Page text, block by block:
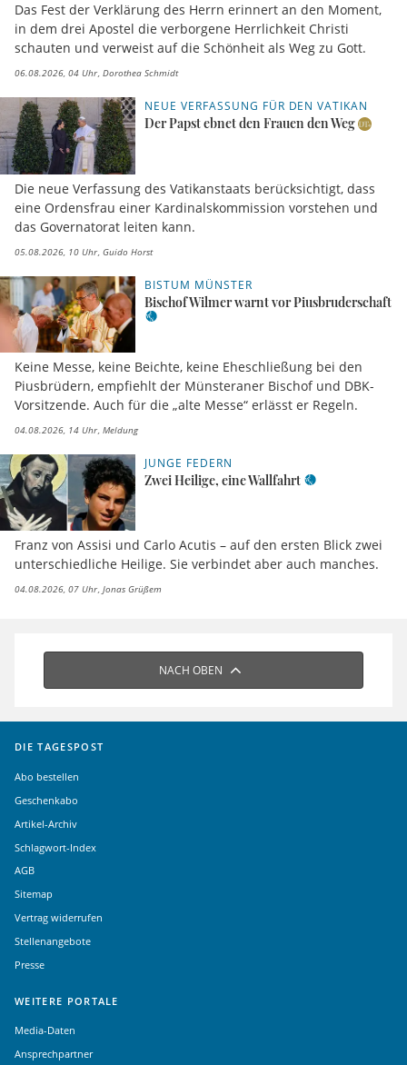
Das Fest der Verklärung des Herrn erinnert an den Moment,
in dem drei Apostel die verborgene Herrlichkeit Christi
schauten und verweist auf die Schönheit als Weg zu Gott.
06.08.2026, 04 Uhr Dorothea Schmidt
NEUE VERFASSUNG FÜR DEN VATIKAN
Der Papst ebnet den Frauen den Weg
Die neue Verfassung des Vatikanstaats berücksichtigt, dass
eine Ordensfrau einer Kardinalskommission vorstehen und
das Governatorat leiten kann.
05.08.2026, 10 Uhr Guido Horst
BISTUM MÜNSTER
Bischof Wilmer warnt vor Piusbruderschaft
Keine Messe, keine Beichte, keine Eheschließung bei den
Piusbrüdern, empfiehlt der Münsteraner Bischof und DBK-
Vorsitzende. Auch für die „alte Messe“ erlässt er Regeln.
04.08.2026, 14 Uhr Meldung
JUNGE FEDERN
Zwei Heilige, eine Wallfahrt
Franz von Assisi und Carlo Acutis – auf den ersten Blick zwei
unterschiedliche Heilige. Sie verbindet aber auch manches.
04.08.2026, 07 Uhr Jonas Grüßem
NACH OBEN
DIE TAGESPOST
Abo bestellen
Geschenkabo
Artikel-Archiv
Schlagwort-Index
AGB
Sitemap
Vertrag widerrufen
Stellenangebote
Presse
WEITERE PORTALE
Media-Daten
Ansprechpartner